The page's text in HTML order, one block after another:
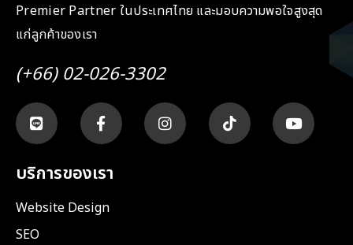
Premier Partner ในประเทศไทย และมอบความพอใจสูงสุด
แก่ลูกค้าของเรา
(+66) 02-026-3302
บริการของเรา
Website Design
SEO